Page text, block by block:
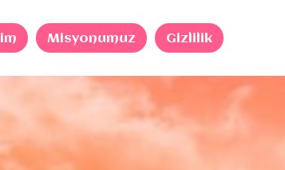
Misyonumuz Gizlilik